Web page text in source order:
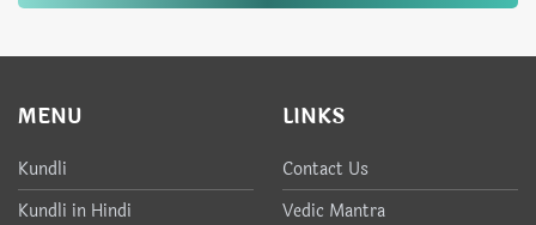
MENU
Kundli
Kundli in Hindi
LINKS
Contact Us
Vedic Mantra